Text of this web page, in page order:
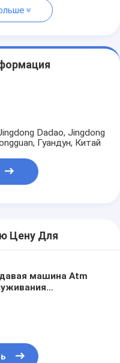
Dadao, Jingdong
Гуандун, Китай
Цену Для
машина Atm